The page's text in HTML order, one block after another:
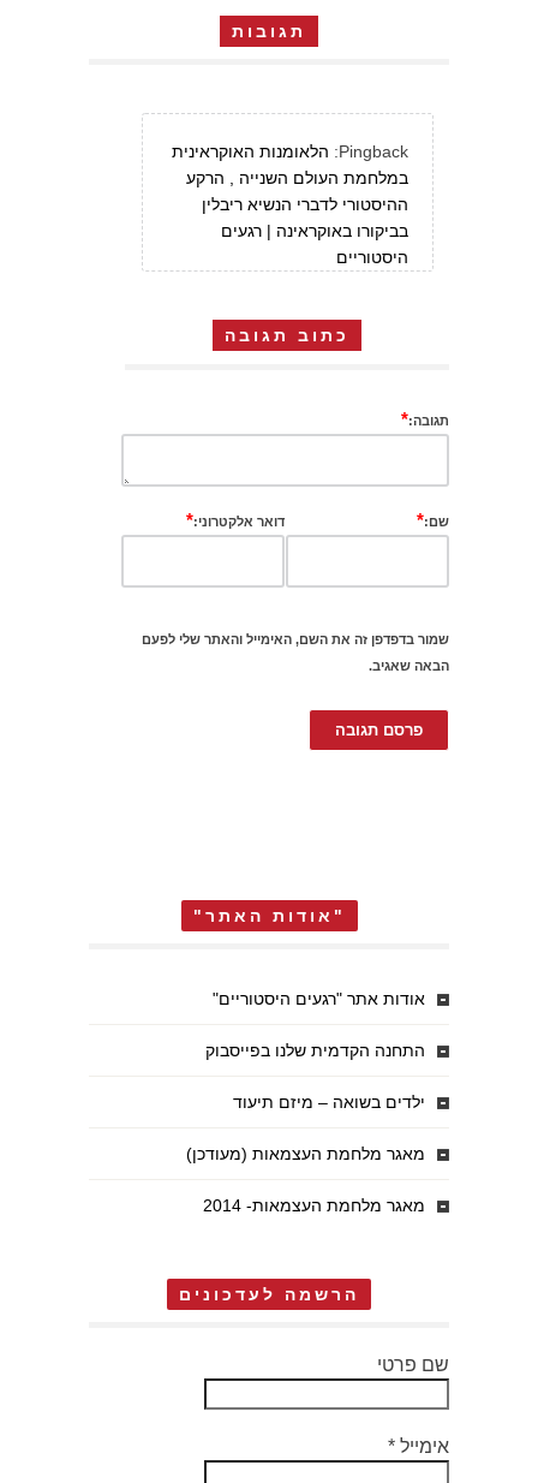
תגובות
Pingback:
הלאומנות האוקראינית
במלחמת העולם השנייה , הרקע
ההיסטורי לדברי הנשיא ריבלין
בביקורו באוקראינה | רגעים
היסטוריים
כתוב תגובה
תגובה:*
שם:* דואר אלקטרוני:*
שמור בדפדפן זה את השם, האימייל והאתר שלי לפעם
הבאה שאגיב.
"אודות האתר"
אודות אתר "רגעים היסטוריים"
התחנה הקדמית שלנו בפייסבוק
ילדים בשואה – מיזם תיעוד
מאגר מלחמת העצמאות (מעודכן)
מאגר מלחמת העצמאות- 2014
הרשמה לעדכונים
שם פרטי
אימייל *